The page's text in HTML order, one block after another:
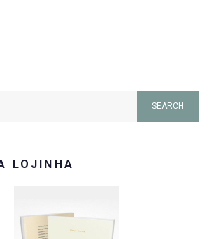
SEARCH
LOJINHA